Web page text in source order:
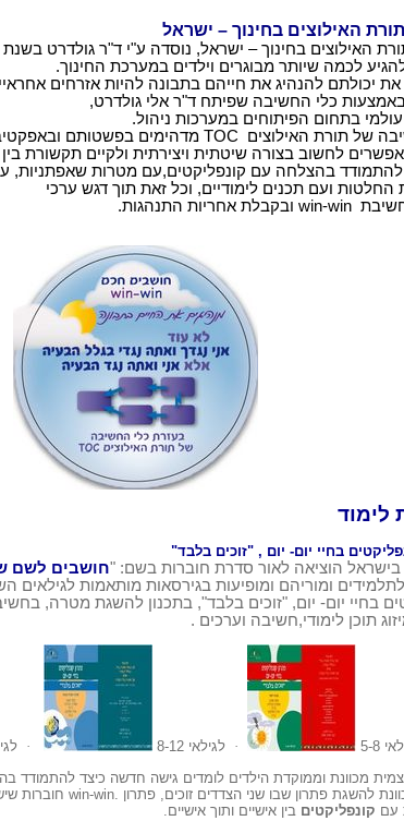
האילוצים בחינוך – ישראל
האילוצים בחינוך – ישראל, נוסדה ע"י ד"ר גולדרט בשנת
לכמה שיותר מבוגרים וילדים במערכת החינוך.
את יכולתם להנהיג את חייהם בתבונה להיות אזרחים
כלי החשיבה שפיתח ד"ר אלי גולדרט,
בתחום הפיתוחים במערכות ניהול.
של תורת האילוצים
TOC מדהימים בפשטותם
לחשוב בצורה שיטתית ויצירתית ולקיים תקשורת בין
להתמודד בהצלחה עם קונפליקטים,עם מטרות שאפתניות, עם
ועם תכנים לימודיים, וכל זאת תוך דגש ערכי
win-win ובקבלת אחריות התנהגות.
לימוד
בחיי יום- יום , "זוכים בלבד"
הוציאה לאור סדרת חוברות בשם: "חושבים לשם
ומוריהם ומופיעות בגירסאות מותאמות לגילאים השונים מגיל 5 עד 15.
בחיי יום- יום, "זוכים בלבד", בתכנון להשגת מטרה,
תוכן לימודי,חשיבה וערכים .
5-8
· לגילאי 8-12 ·
מכוונת וממוקדת הילדים לומדים גישה חדשה כיצד להתמודד
להשגת פתרון שבו שני הצדדים זוכים, פתרון win-win. חוברות
עם קונפליקטים בין אישיים ותוך אישיים.